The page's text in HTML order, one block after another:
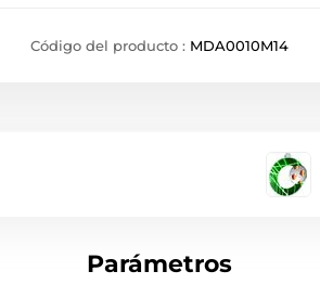
Código del producto : MDA0010M14
Parámetros